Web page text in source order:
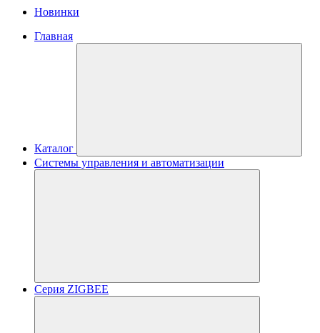
Новинки
Главная
Каталог
Системы управления и автоматизации
Серия ZIGBEE